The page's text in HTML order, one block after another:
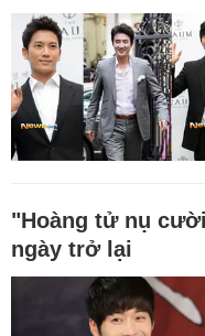
"Hoàng tử nụ
ngày trở lại